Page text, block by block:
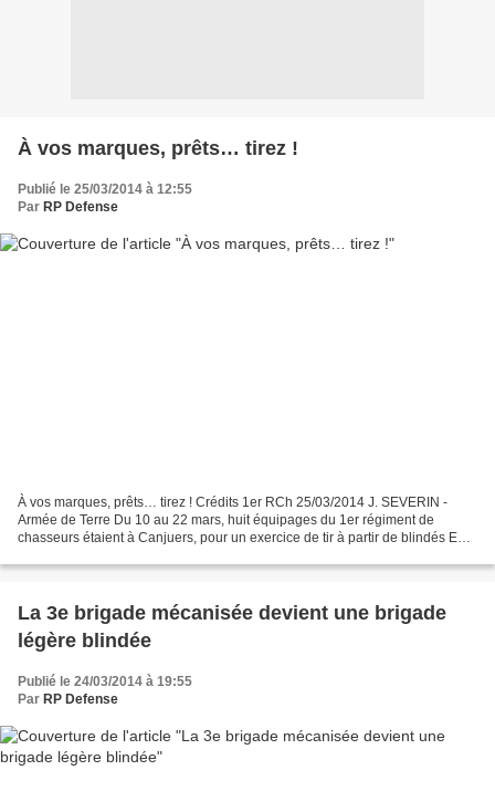
À vos marques, prêts… tirez !
Publié le 25/03/2014 à 12:55
Par RP Defense
À vos marques, prêts… tirez ! Crédits 1er RCh 25/03/2014 J. SEVERIN -
Armée de Terre Du 10 au 22 mars, huit équipages du 1er régiment de
chasseurs étaient à Canjuers, pour un exercice de tir à partir de blindés ERC
La 3e brigade mécanisée devient une brigade
légère blindée
Publié le 24/03/2014 à 19:55
Par RP Defense